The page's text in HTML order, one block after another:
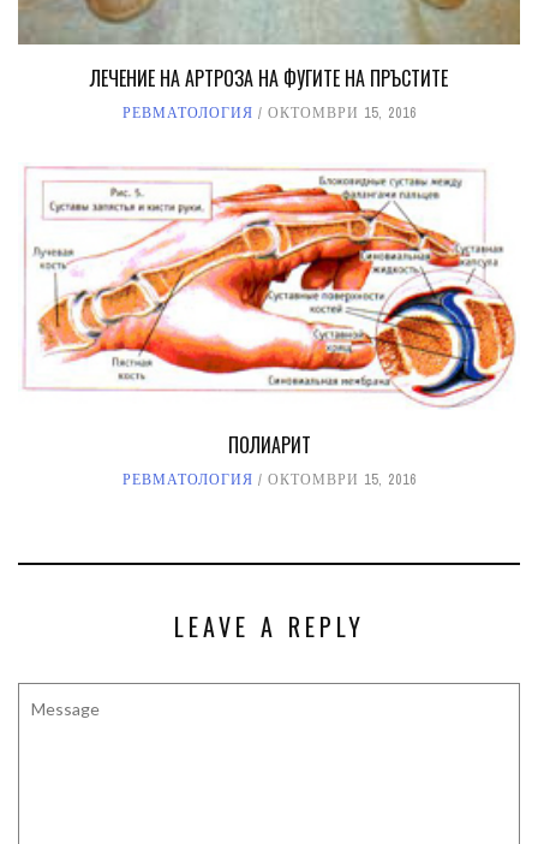
ЛЕЧЕНИЕ НА АРТРОЗА НА ФУГИТЕ НА ПРЪСТИТЕ
РЕВМАТОЛОГИЯ ОКТОМВРИ 15, 2016
ПОЛИАРИТ
РЕВМАТОЛОГИЯ ОКТОМВРИ 15, 2016
LEAVE A REPLY